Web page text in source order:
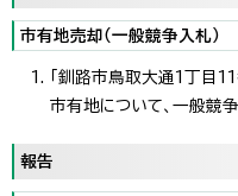
市有地売却（一般競争入札）
「釧路市鳥取大通1丁目
市有地について、一般競
報告